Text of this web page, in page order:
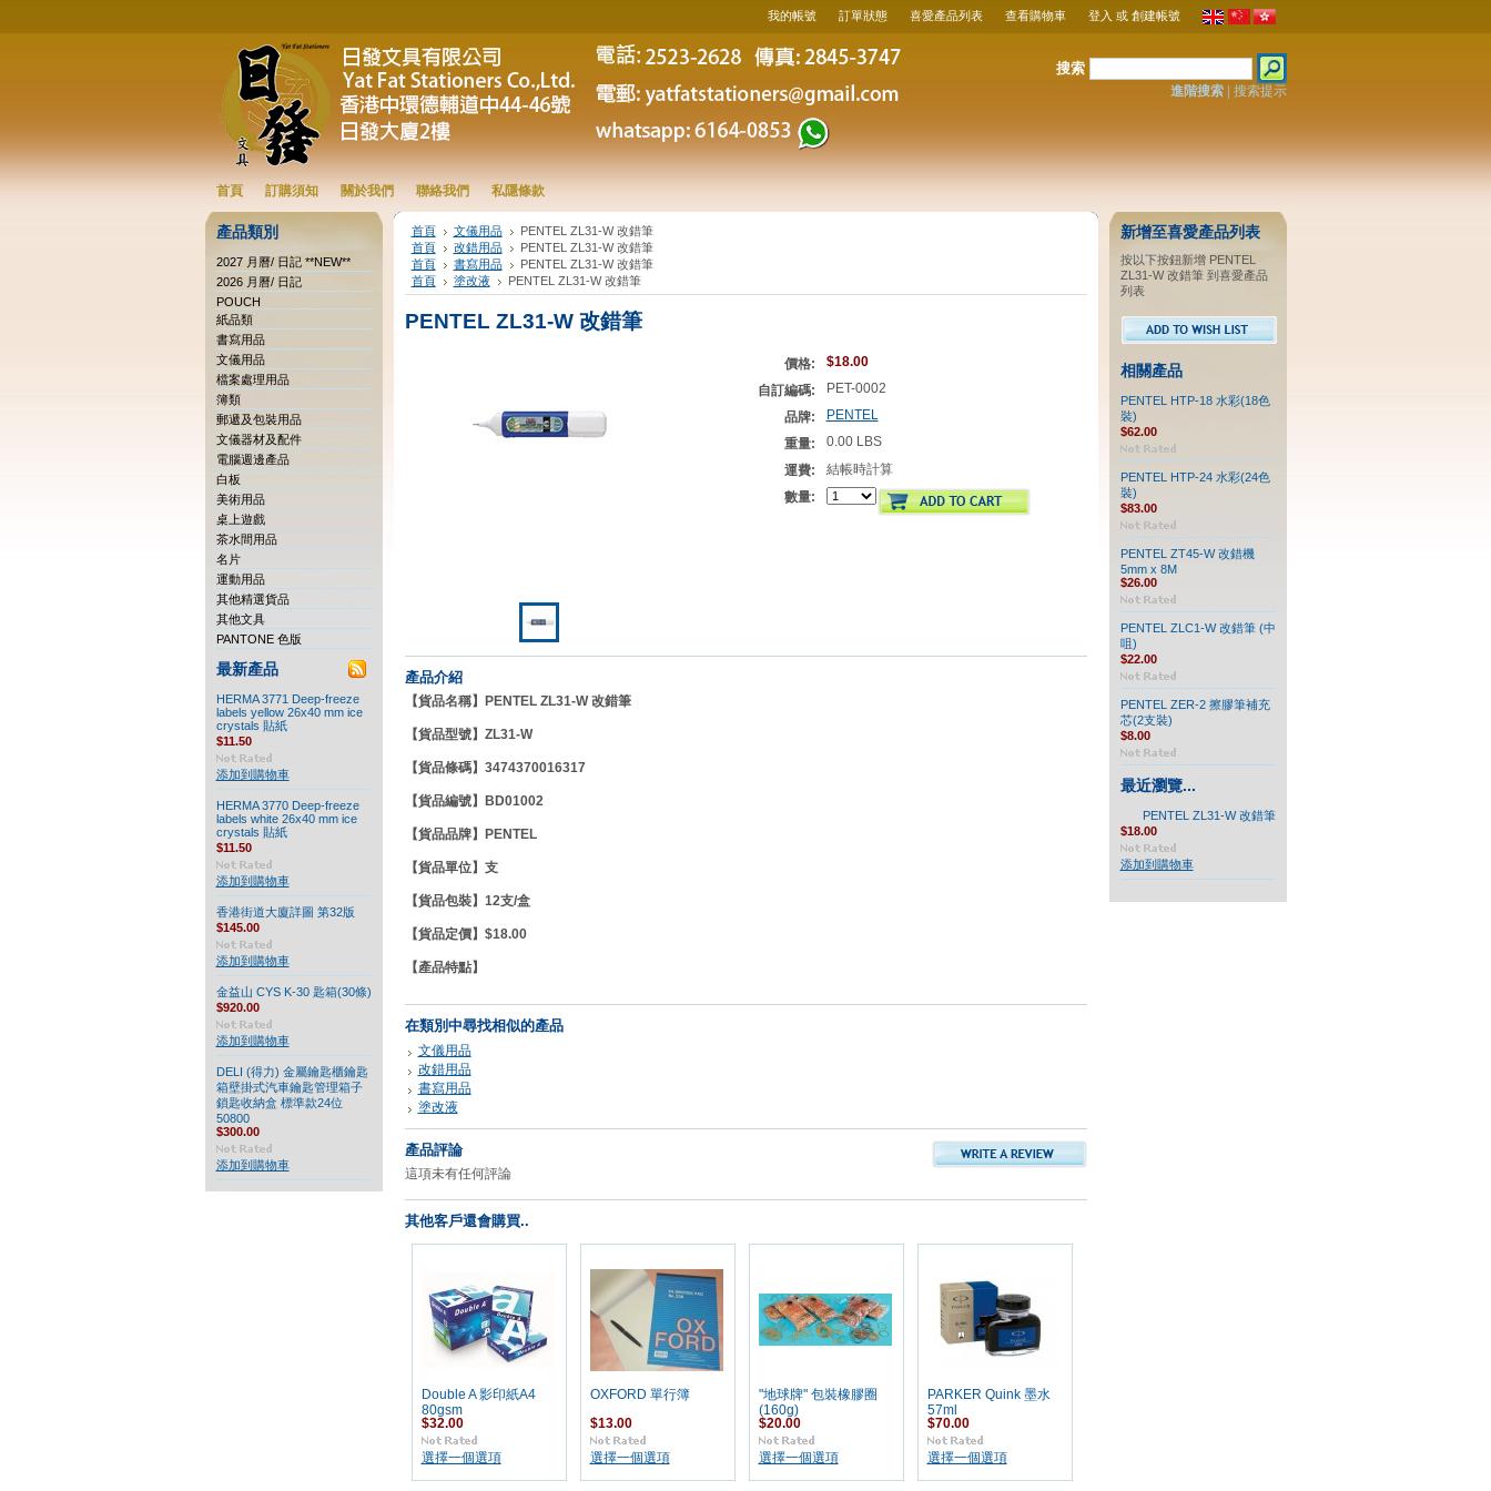
我的帳號 訂單狀態 喜愛產品列表 查看購物車 登入 或 創建帳號
搜索
進階搜索| 搜索提示
首頁 訂購須知 關於我們 聯絡我們 私隱條款
產品類別
2027 月曆/ 日記 **NEW**
2026 月曆/ 日記
POUCH
紙品類
書寫用品
文儀用品
檔案處理用品
簿類
郵遞及包裝用品
文儀器材及配件
電腦週邊產品
白板
美術用品
桌上遊戲
茶水間用品
名片
運動用品
其他精選貨品
其他文具
PANTONE 色版
最新產品
HERMA 3771 Deep-freeze
labels yellow 26x40 mm ice
crystals 貼紙
$11.50
添加到購物車
HERMA 3770 Deep-freeze
labels white 26x40 mm ice
crystals 貼紙
$11.50
添加到購物車
香港街道大廈詳圖 第32版
$145.00
添加到購物車
金益山 CYS K-30 匙箱(30條)
$920.00
添加到購物車
DELI (得力) 金屬鑰匙櫃鑰匙
箱壁掛式汽車鑰匙管理箱子
鎖匙收納盒 標準款24位
50800
$300.00
添加到購物車
首頁 文儀用品
PENTEL ZL31-W 改錯筆
首頁
改錯用品
PENTEL ZL31-W 改錯筆
首頁
書寫用品
PENTEL ZL31-W 改錯筆
首頁
塗改液 PENTEL ZL31-W 改錯筆
PENTEL ZL31-W 改錯筆
價格:
$18.00
自訂編碼:
PET-0002
品牌:
PENTEL
重量:
0.00 LBS
運費:
結帳時計算
數量:
產品介紹
【貨品名稱】PENTEL ZL31-W 改錯筆
【貨品型號】 ZL31-W
【貨品條碼】3474370016317
【貨品編號】BD01002
【貨品品牌】 PENTEL
【貨品單位】支
【貨品包裝】12支/盒
【貨品定價】$18.00
【產品特點】
在類別中尋找相似的產品
文儀用品
改錯用品
書寫用品
塗改液
產品評論
這項未有任何評論
其他客戶還會購買..
Double A 影印紙A4
80gsm
$32.00
選擇一個選項
OXFORD 單行簿
$13.00
選擇一個選項
"地球牌" 包裝橡膠圈
(160g)
$20.00
選擇一個選項
PARKER Quink 墨水
57ml
$70.00
選擇一個選項
新增至喜愛產品列表
按以下按鈕新增 PENTEL
ZL31-W 改錯筆 到喜愛產品
列表
相關產品
PENTEL HTP-18 水彩(18色
裝)
$62.00
PENTEL HTP-24 水彩(24色
裝)
$83.00
PENTEL ZT45-W 改錯機
5mm x 8M
$26.00
PENTEL ZLC1-W 改錯筆 (中
咀)
$22.00
PENTEL ZER-2 擦膠筆補充
芯(2支裝)
$8.00
最近瀏覽...
PENTEL ZL31-W 改錯筆
$18.00
添加到購物車